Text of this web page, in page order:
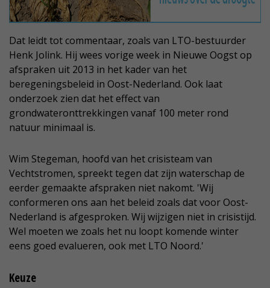
Dat leidt tot commentaar, zoals van LTO-bestuurder
Henk Jolink. Hij wees vorige week in Nieuwe Oogst op
afspraken uit 2013 in het kader van het
beregeningsbeleid in Oost-Nederland. Ook laat
onderzoek zien dat het effect van
grondwateronttrekkingen vanaf 100 meter rond
natuur minimaal is.
Wim Stegeman, hoofd van het crisisteam van
Vechtstromen, spreekt tegen dat zijn waterschap de
eerder gemaakte afspraken niet nakomt. 'Wij
conformeren ons aan het beleid zoals dat voor Oost-
Nederland is afgesproken. Wij wijzigen niet in crisistijd.
Wel moeten we zoals het nu loopt komende winter
eens goed evalueren, ook met LTO Noord.'
Keuze